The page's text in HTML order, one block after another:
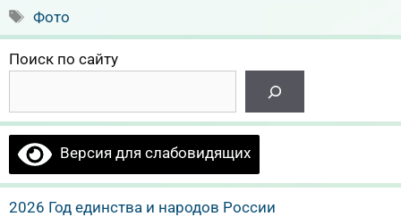
Метки
Фото
Поиск по сайту
Версия для слабовидящих
2026 Год единства и народов России